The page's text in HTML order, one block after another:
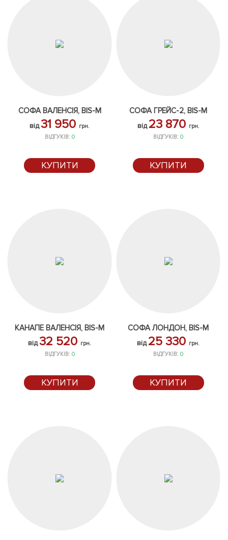
СОФА ВАЛЕНСІЯ, BIS-M
від31 950 грн.
ВІДГУКІВ: 0
КУПИТИ
СОФА ГРЕЙС-2, BIS-M
від 23 870 грн.
ВІДГУКІВ:0
КУПИТИ
КАНАПЕ ВАЛЕНСІЯ, BIS-M
від32 520 грн.
ВІДГУКІВ: 0
КУПИТИ
СОФА ЛОНДОН, BIS-M
від 25 330 грн.
ВІДГУКІВ:0
КУПИТИ